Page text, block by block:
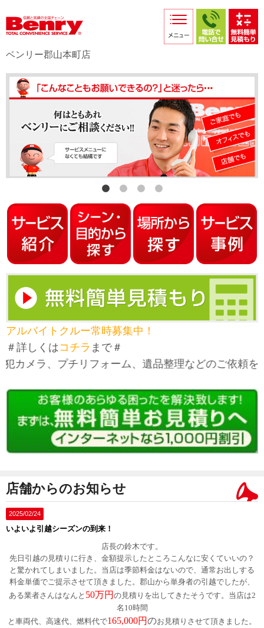
採用情報
店舗からのお知らせ
店舗日記
スタッフ紹介
プライバシーポリシー
本部スマホサイト
ベンリー郡山本町店
アルバイトクルー常時募集中！
＃詳しくはコチラ まで＃
ラ、プチリフォーム、遺品整理などのご依頼を承
店舗からのお知らせ
2025/02/24
いよいよ引越シーズンの到来！
店長の鈴木です。
先日引越の見積りに行き、金額提示したところこんなに安くていいの？
と驚かれてしまいました。当店は季節料金はないので、通常お出しする
料金単価でご提示させて頂きました。郡山から単身者の引越でしたが、
ある業者さんはなんと 50万円 の見積りを出してきたそうです。当店は2
名10時間
と車両代、高速代、燃料代で165,000円のお見積りさせて頂きました。